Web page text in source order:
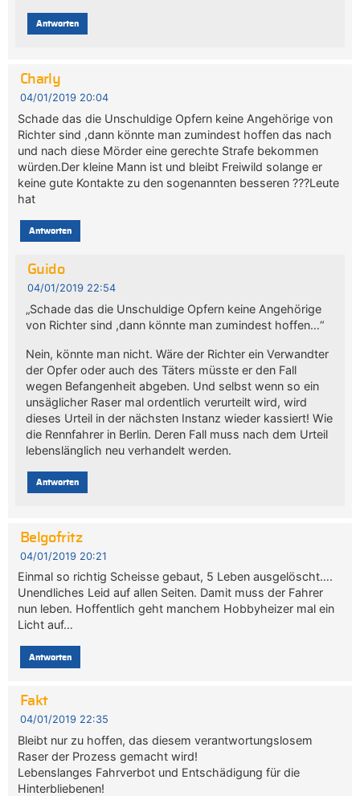
Antworten
Charly
04/01/2019 20:04
Schade das die Unschuldige Opfern keine Angehörige von
Richter sind ,dann könnte man zumindest hoffen das nach
und nach diese Mörder eine gerechte Strafe bekommen
würden.Der kleine Mann ist und bleibt Freiwild solange er
keine gute Kontakte zu den sogenannten besseren ???Leute
hat
Antworten
Guido
04/01/2019 22:54
„Schade das die Unschuldige Opfern keine Angehörige
von Richter sind ,dann könnte man zumindest hoffen…“
Nein, könnte man nicht. Wäre der Richter ein Verwandter
der Opfer oder auch des Täters müsste er den Fall
wegen Befangenheit abgeben. Und selbst wenn so ein
unsäglicher Raser mal ordentlich verurteilt wird, wird
dieses Urteil in der nächsten Instanz wieder kassiert! Wie
die Rennfahrer in Berlin. Deren Fall muss nach dem Urteil
lebenslänglich neu verhandelt werden.
Antworten
Belgofritz
04/01/2019 20:21
Einmal so richtig Scheisse gebaut, 5 Leben ausgelöscht….
Unendliches Leid auf allen Seiten. Damit muss der Fahrer
nun leben. Hoffentlich geht manchem Hobbyheizer mal ein
Licht auf…
Antworten
Fakt
04/01/2019 22:35
Bleibt nur zu hoffen, das diesem verantwortungslosem
Raser der Prozess gemacht wird!
Lebenslanges Fahrverbot und Entschädigung für die
Hinterbliebenen!